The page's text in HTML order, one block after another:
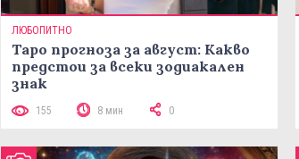
ЛЮБОПИТНО
Таро прогноза за август: Какво
предстои за всеки зодиакален
знак
155 8 мин 0